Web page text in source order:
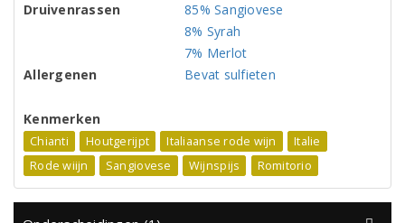
Druivenrassen
85% Sangiovese
8% Syrah
7% Merlot
Allergenen
Bevat sulfieten
Kenmerken
Chianti Houtgerijpt Italiaanse rode wijn
Italie
Rode wiijn
Sangiovese Wijnspijs Romitorio